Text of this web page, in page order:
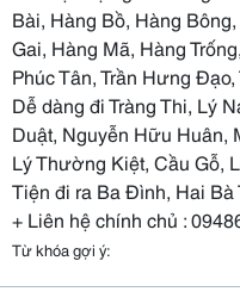
Bài, Hàng Bồ, Hàng
Gai, Hàng Mã, Hàng
Phúc Tân, Trần Hưng
Dễ dàng đi Tràng Thi, Lý
Duật, Nguyễn Hữu Huân,
Lý Thường Kiệt, Cầu Gỗ,
Tiện đi ra Ba Đình, Hai
+ Liên hệ chính chủ :
Từ khóa gợi ý: